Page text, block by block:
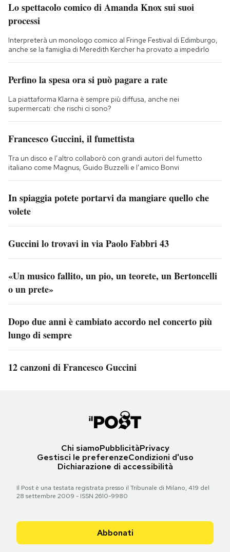
Lo spettacolo comico di Amanda Knox sui suoi
processi
Interpreterà un monologo comico al Fringe Festival di Edimburgo,
anche se la famiglia di Meredith Kercher ha provato a impedirlo
Perfino la spesa ora si può pagare a rate
La piattaforma Klarna è sempre più diffusa, anche nei
supermercati: che rischi ci sono?
Francesco Guccini, il fumettista
Tra un disco e l’altro collaborò con grandi autori del fumetto
italiano come Magnus, Guido Buzzelli e l’amico Bonvi
In spiaggia potete portarvi da mangiare quello che
volete
Guccini lo trovavi in via Paolo Fabbri 43
«Un musico fallito, un pio, un teorete, un Bertoncelli
o un prete»
Dopo due anni è cambiato accordo nel concerto più
lungo di sempre
12 canzoni di Francesco Guccini
Chi siamoPubblicitàPrivacy
Gestisci le preferenzeCondizioni d'uso
Dichiarazione di accessibilità
Il Post è una testata registrata presso il Tribunale di Milano, 419 del
28 settembre 2009 - ISSN 2610-9980
Abbonati